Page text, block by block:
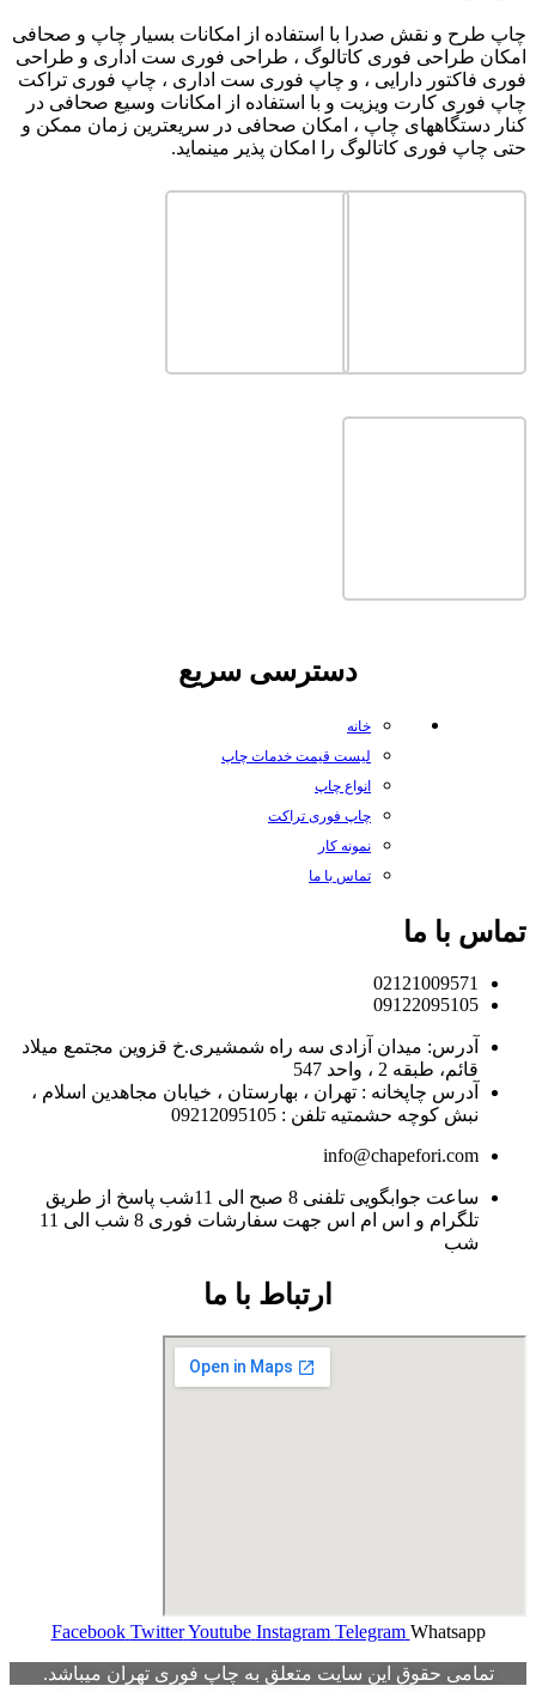
چاپ طرح و نقش صدرا با استفاده از امکانات بسیار چاپ و صحافی
امکان طراحی فوری کاتالوگ ، طراحی فوری ست اداری و طراحی
فوری فاکتور دارایی ، و چاپ فوری ست اداری ، چاپ فوری تراکت
چاپ فوری کارت ویزیت و با استفاده از امکانات وسیع صحافی در
کنار دستگاههای چاپ ، امکان صحافی در سریعترین زمان ممکن و
حتی چاپ فوری کاتالوگ را امکان پذیر مینماید.
دسترسی سریع
خانه
لیست قیمت خدمات چاپ
انواع چاپ
چاپ فوری تراکت
نمونه کار
تماس با ما
تماس با ما
02121009571
09122095105
آدرس: میدان آزادی سه راه شمشیری.خ قزوین مجتمع میلاد
قائم، طبقه 2 ، واحد 547
آدرس چاپخانه : تهران ، بهارستان ، خیابان مجاهدین اسلام ،
نبش کوچه حشمتیه تلفن : 09212095105
info@chapefori.com
ساعت جوابگویی تلفنی 8 صبح الی 11شب پاسخ از طریق
تلگرام و اس ام اس جهت سفارشات فوری 8 شب الی 11
شب
ارتباط با ما
Facebook Twitter Youtube Instagram Telegram Whatsapp
تمامی حقوق این سایت متعلق به چاپ فوری تهران میباشد.